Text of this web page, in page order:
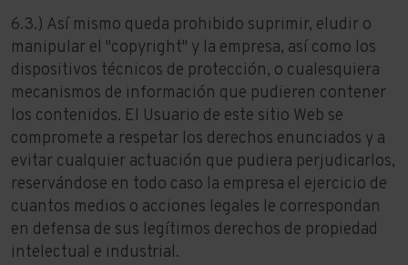
6.3.) Así mismo queda prohibido suprimir, eludir o
manipular el "copyright" y la empresa, así como los
dispositivos técnicos de protección, o cualesquiera
mecanismos de información que pudieren contener
los contenidos. El Usuario de este sitio Web se
compromete a respetar los derechos enunciados y a
evitar cualquier actuación que pudiera perjudicarlos,
reservándose en todo caso la empresa el ejercicio de
cuantos medios o acciones legales le correspondan
en defensa de sus legítimos derechos de propiedad
intelectual e industrial.